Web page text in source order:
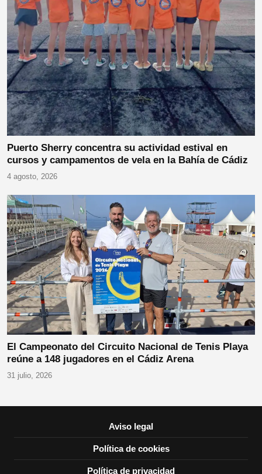
Puerto Sherry concentra su actividad estival en
cursos y campamentos de vela en la Bahía de Cádiz
4 agosto, 2026
El Campeonato del Circuito Nacional de Tenis Playa
reúne a 148 jugadores en el Cádiz Arena
31 julio, 2026
Aviso legal
Política de cookies
Política de privacidad